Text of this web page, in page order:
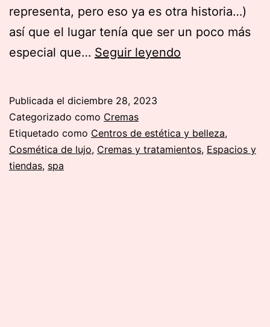
representa, pero eso ya es otra historia…)
así que el lugar tenía que ser un poco más
especial que… Seguir leyendo
oriental
sin
Publicada el diciembre 28, 2023
Categorizado como Cremas
Etiquetado como Centros de estética y belleza,
Cosmética de lujo, Cremas y tratamientos, Espacios y
tiendas, spa